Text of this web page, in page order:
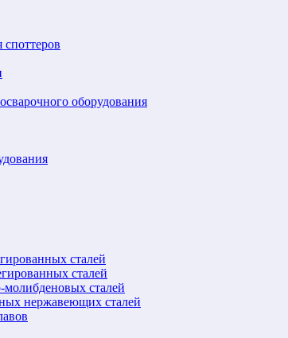
оборудования
сталей
сталей
сталей
нержавеющих сталей